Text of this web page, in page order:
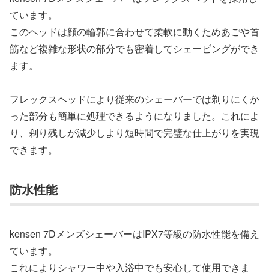
ています。
このヘッドは顔の輪郭に合わせて柔軟に動くためあごや首
筋など複雑な形状の部分でも密着してシェービングができ
ます。
フレックスヘッドにより従来のシェーバーでは剃りにくか
った部分も簡単に処理できるようになりました。これによ
り、剃り残しが減少しより短時間で完璧な仕上がりを実現
できます。
防水性能
kensen 7DメンズシェーバーはIPX7等級の防水性能を備え
ています。
これによりシャワー中や入浴中でも安心して使用できま